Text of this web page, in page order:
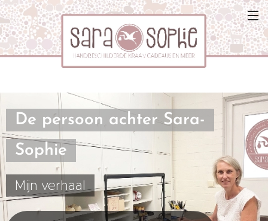
De persoon achter Sara-
Sophie
Mijn verhaal